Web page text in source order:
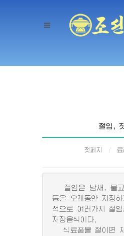
절임,
첫페지 료
절임은 남새, 물고
등을 오래동안 저장
적으로 여러가지 절
저장음식이다.
식료품을 절이면